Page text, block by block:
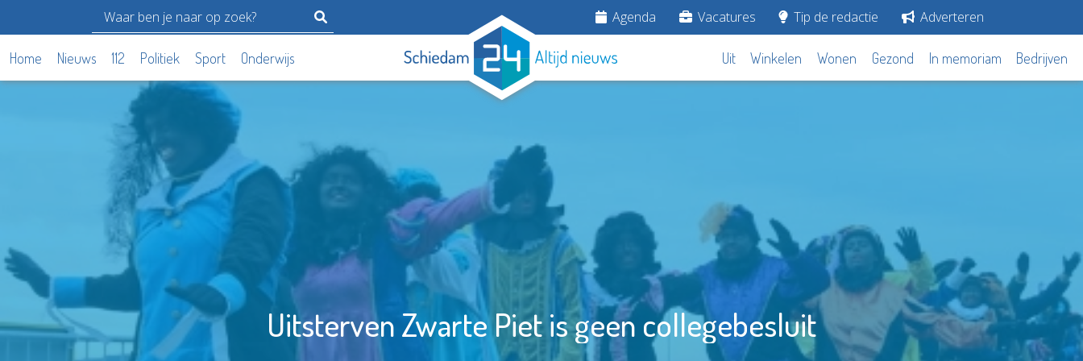
Agenda Vacatures Tip de redactie Adverteren
Home Nieuws 112 Politiek Sport Onderwijs Uit Winkelen Wonen Gezond In memoriam Bedrijven
Uitsterven Zwarte Piet is geen collegebesluit